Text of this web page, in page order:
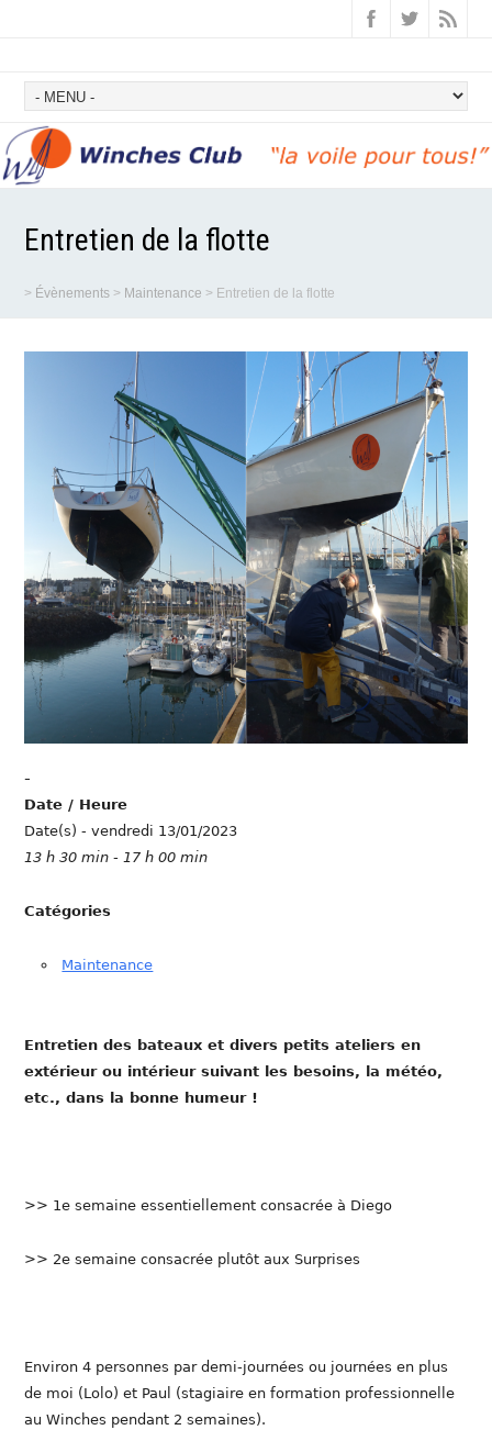
Entretien de la flotte
> Évènements > Maintenance > Entretien de la flotte
-
Date / Heure
Date(s) - vendredi 13/01/2023
13 h 30 min - 17 h 00 min
Catégories
Maintenance
Entretien des bateaux et divers petits ateliers en
extérieur ou intérieur suivant les besoins, la météo,
etc., dans la bonne humeur !
>> 1e semaine essentiellement consacrée à Diego
>> 2e semaine consacrée plutôt aux Surprises
Environ 4 personnes par demi-journées ou journées en plus
de moi (Lolo) et Paul (stagiaire en formation professionnelle
au Winches pendant 2 semaines).